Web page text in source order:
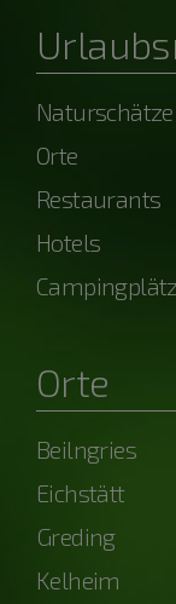
Naturschätze
Orte
Restaurants
Hotels
Orte
Beilngries
Eichstätt
Greding
Kelheim